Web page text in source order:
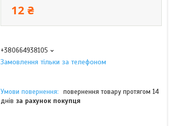
12 ₴
+380664938105
Замовлення тільки за телефоном
повернення товару протягом 14
днів за рахунок покупця